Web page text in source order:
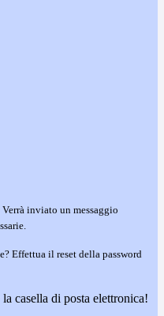
Verrà inviato un messaggio
Effettua il reset della password
casella di posta elettronica!